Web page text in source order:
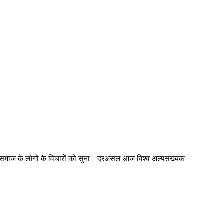
के लोगों के विचारों को सुना। दरअसल आज विश्व अल्पसंख्यक